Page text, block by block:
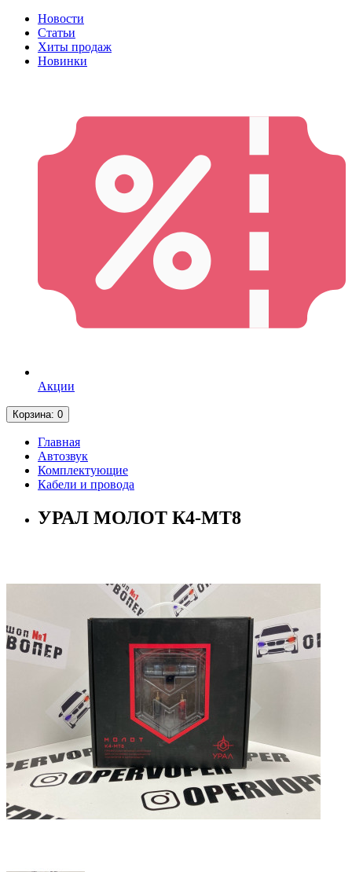
Новости
Статьи
Хиты продаж
Новинки
Акции
Корзина: 0
Главная
Автозвук
Комплектующие
Кабели и провода
УРАЛ МОЛОТ К4-МТ8